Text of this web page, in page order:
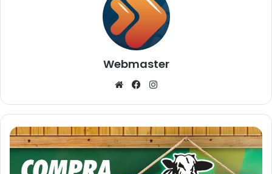
Webmaster
WebsiteFacebook